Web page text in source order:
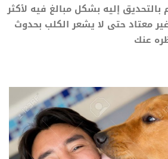
إليه بشكل مبالغ فيه لأكثر
غير معتاد حتى لا يشعر الكلب بحدوث
عنك